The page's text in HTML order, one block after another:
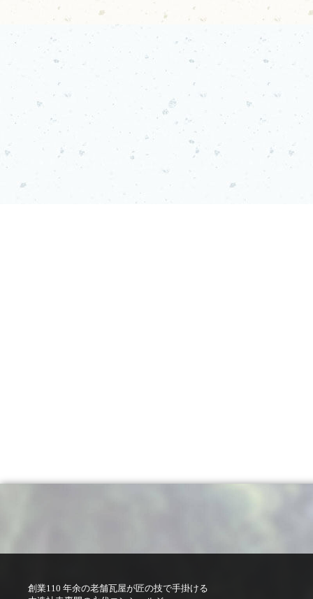
創業110 年余の老舗瓦屋が匠の技で手掛ける